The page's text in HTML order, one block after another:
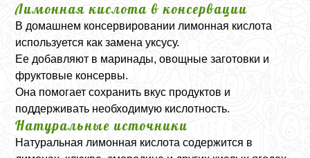
Лимонная кислота в консервации
В домашнем консервировании лимонная кислота
используется как замена уксусу.
Ее добавляют в маринады, овощные заготовки и
фруктовые консервы.
Она помогает сохранить вкус продуктов и
поддерживать необходимую кислотность.
Натуральные источники
Натуральная лимонная кислота содержится в